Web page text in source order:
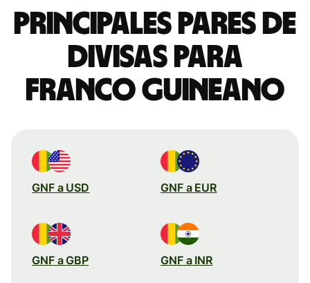
Principales pares de
divisas para
franco guineano
GNF a USD GNF a EUR
GNF a GBP GNF a INR